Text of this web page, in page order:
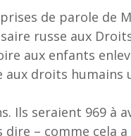
de parole de
russe aux
aux enfants
aux droits
seraient 969 à
– comme cela